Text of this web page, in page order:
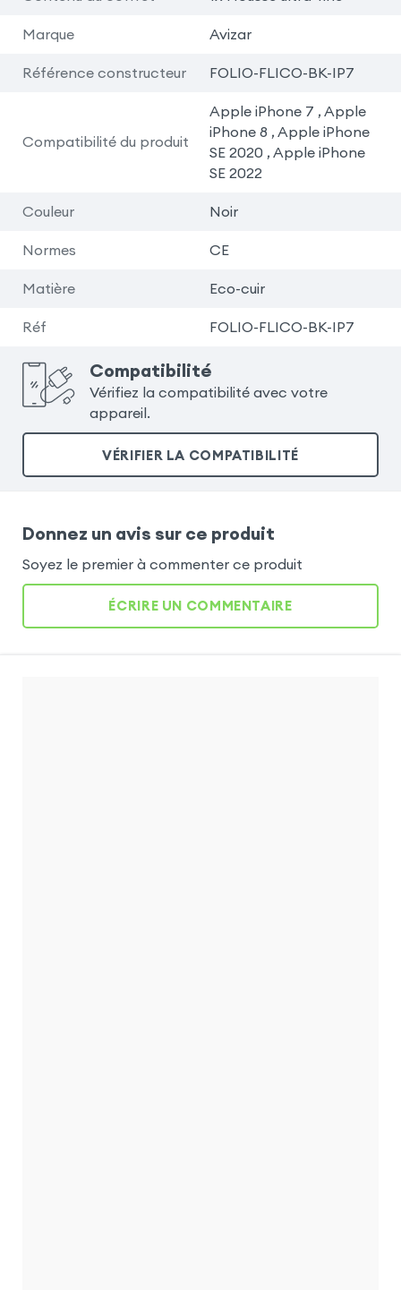
Marque Avizar
Référence constructeur FOLIO-FLICO-BK-IP7
Compatibilité du produit
Apple iPhone 7 , Apple
iPhone 8 , Apple iPhone
SE 2020 , Apple iPhone
SE 2022
Couleur Noir
Normes CE
Matière Eco-cuir
Réf FOLIO-FLICO-BK-IP7
Compatibilité
Vérifiez la compatibilité avec votre
appareil.
VÉRIFIER LA COMPATIBILITÉ
Donnez un avis sur ce produit
Soyez le premier à commenter ce produit
ÉCRIRE UN COMMENTAIRE